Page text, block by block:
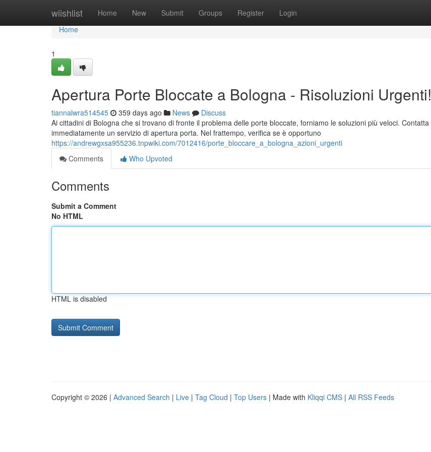
wiishlist Home New Submit Groups Register Login
Home
Home
1
Apertura Porte Bloccate a Bologna - Risoluzioni Urgenti!
tiannalwra514545 359 days ago News
Discuss
Ai cittadini di Bologna che si trovano di fronte il problema delle porte bloccate, forniamo le soluzioni più veloci. Contatta
immediatamente un servizio di apertura porta. Nel frattempo, verifica se è opportuno
https://andrewgxsa955236.tnpwiki.com/7012416/porte_bloccare_a_bologna_azioni_urgenti
Comments
Who Upvoted
Comments
Submit a Comment
No HTML
HTML is disabled
Copyright © 2026 | Advanced Search | Live | Tag Cloud | Top Users | Made with Kliqqi CMS | All RSS Feeds